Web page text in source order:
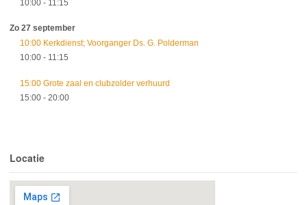
10:00 - 11:15
Zo 27 september
10:00 Kerkdienst; Voorganger Ds. G. Polderman
10:00 - 11:15
15:00 Grote zaal en clubzolder verhuurd
15:00 - 20:00
Locatie